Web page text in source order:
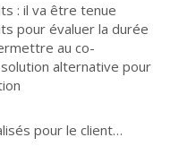
: il va être tenue
pour évaluer la durée
au co-
alternative pour
pour le client…